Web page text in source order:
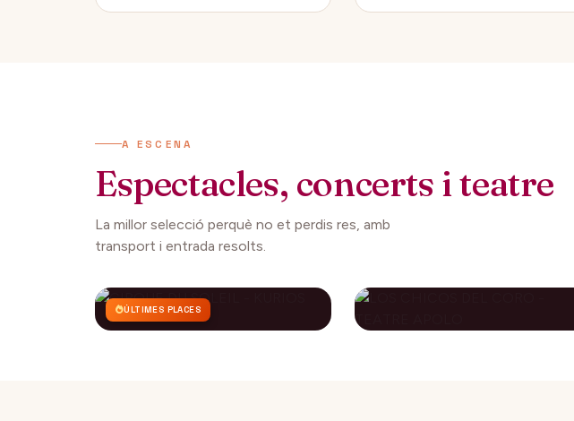
A ESCENA
Espectacles, concerts i teatre
La millor selecció perquè no et perdis res, amb
transport i entrada resolts.
ÚLTIMES PLACES